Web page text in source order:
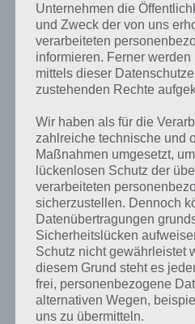
Faraway: Puzzle Escape: Level 7
Notes (by
Faraway: Puzzle Escape: Level
Notes (by Mousecity
Unternehmen die
und Zweck der von uns
verarbeiteten
informieren. Ferner
mittels dieser
zustehenden Rechte
Wir haben als für die
zahlreiche technische und
Maßnahmen umgesetzt,
lückenlosen Schutz der
verarbeiteten
sicherzustellen. Dennoch
Datenübertragungen
Sicherheitslücken
Schutz nicht gewährleistet
diesem Grund steht es
frei, personenbezogene
alternativen Wegen,
uns zu übermitteln.